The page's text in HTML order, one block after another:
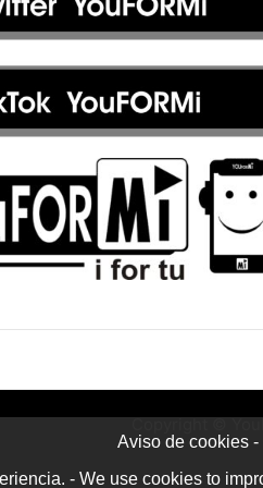
Copyright ©
Aviso de cookies
- We use cookies to